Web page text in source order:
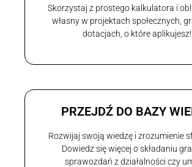
Skorzystaj z prostego kalkulatora i
własny w projektach społecznych,
dotacjach, o które aplikujesz!
PRZEJDŹ DO BAZY
Rozwijaj swoją wiedzę i zrozumienie
Dowiedz się więcej o składaniu
sprawozdań z działalności czy